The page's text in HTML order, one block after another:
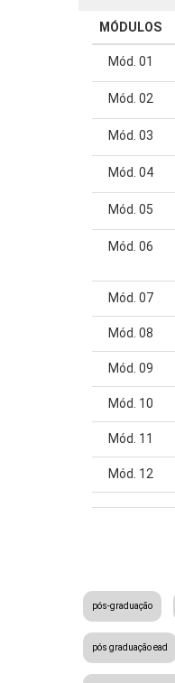
MÓDULOS
Mód. 01
Mód. 02
Mód. 03
Mód. 04
Mód. 05
Mód. 06
Mód. 07
Mód. 08
Mód. 09
Mód. 10
Mód. 11
Mód. 12
pós-graduação
pós graduação ead